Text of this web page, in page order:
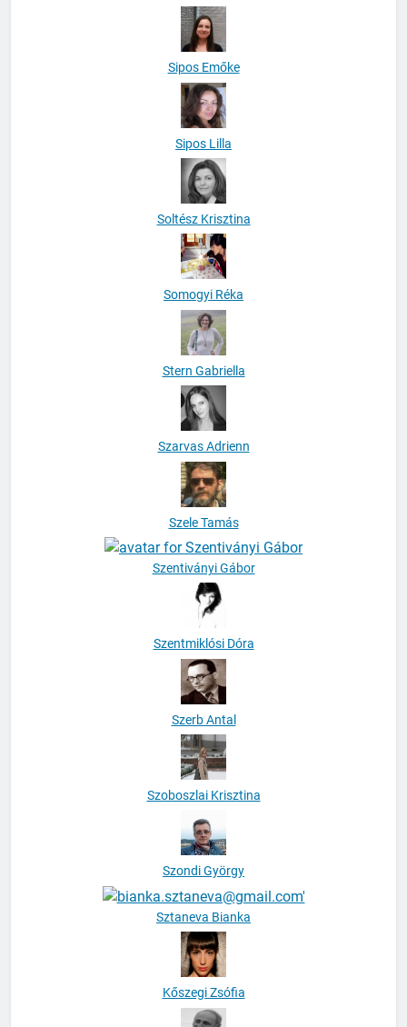
Sipos Emőke
Sipos Lilla
Soltész Krisztina
Somogyi Réka
Stern Gabriella
Szarvas Adrienn
Szele Tamás
Szentiványi Gábor
Szentmiklósi Dóra
Szerb Antal
Szoboszlai Krisztina
Szondi György
Sztaneva Bianka
Kőszegi Zsófia